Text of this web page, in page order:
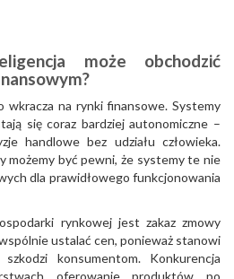
może obchodzić
wkracza na rynki finansowe. Systemy
się coraz bardziej autonomiczne –
handlowe bez udziału człowieka.
możemy być pewni, że systemy te nie
dla prawidłowego funkcjonowania
rynkowej jest zakaz zmowy
ustalać cen, ponieważ stanowi
konsumentom. Konkurencja
oferowanie produktów po